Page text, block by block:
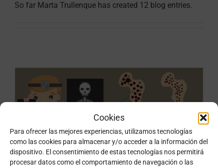
Cookies
Para ofrecer las mejores experiencias, utilizamos tecnologías
como las cookies para almacenar y/o acceder a la información del
dispositivo. El consentimiento de estas tecnologías nos permitirá
procesar datos como el comportamiento de navegación o las
So far Marta Trullenque has created 12 blog entries.